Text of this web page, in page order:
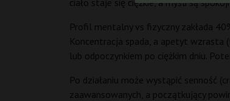
ciało staje się ciężkie, a myśli są
Profil mentalny vs fizyczny zakłada
Koncentracja spada, a apetyt wzrasta
lub odpoczynkiem po ciężkim dniu.
Po działaniu może wystąpić senność
zaawansowanych, a początkujący